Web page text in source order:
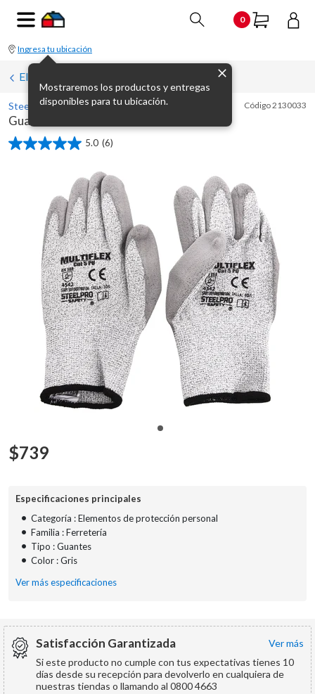
0
Ingresa tu ubicación
Mostraremos los productos y entregas
disponibles para tu ubicación.
Elementos de protección personal
Steel Pro Código2130033
Guante multiflex Cut-5 anticorte
5.0 (6)
5.0
$739
Especificaciones principales
• Categoría : Elementos de protección personal
• Familia : Ferretería
• Tipo : Guantes
• Color : Gris
Ver más especificaciones
Satisfacción Garantizada
ver más
Si este producto no cumple con tus expectativas tienes 10
días desde su recepción para devolverlo en cualquiera de
nuestras tiendas o llamando al 0800 4663